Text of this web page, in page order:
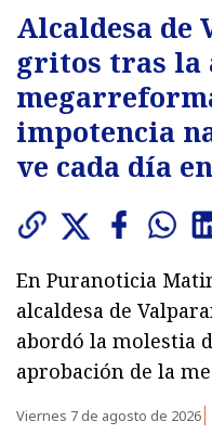
Alcaldesa de
gritos tras la
impotencia
ve cada día
En Puranoticia
alcaldesa de
abordó la molestia
aprobación de la
Viernes 7 de agosto de 2026